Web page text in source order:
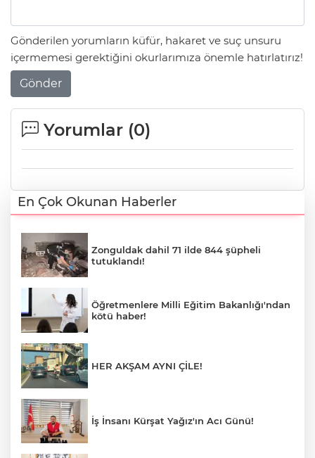
Gönderilen yorumların küfür, hakaret ve suç unsuru
içermemesi gerektiğini okurlarımıza önemle hatırlatırız!
Gönder
Yorumlar (0)
En Çok Okunan Haberler
Zonguldak dahil 71 ilde 844 şüpheli
tutuklandı!
Öğretmenlere Milli Eğitim Bakanlığı'ndan
kötü haber!
HER AKŞAM AYNI ÇİLE!
İş İnsanı Kürşat Yağız'ın Acı Günü!